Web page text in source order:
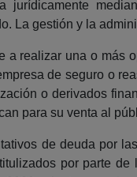
jurídicamente
La gestión y la
a realizar una o más
de seguro o
o derivados
para su venta al
de deuda por
por parte